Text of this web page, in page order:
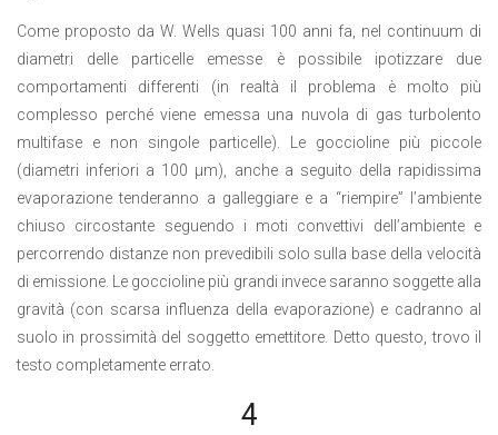
Come proposto da W. Wells quasi 100 anni fa, nel continuum di
diametri delle particelle emesse è possibile ipotizzare due
comportamenti differenti (in realtà il problema è molto più
complesso perché viene emessa una nuvola di gas turbolento
multifase e non singole particelle). Le goccioline più piccole
(diametri inferiori a 100 µm), anche a seguito della rapidissima
evaporazione tenderanno a galleggiare e a “riempire” l’ambiente
chiuso circostante seguendo i moti convettivi dell’ambiente e
percorrendo distanze non prevedibili solo sulla base della velocità
di emissione. Le goccioline più grandi invece saranno soggette alla
gravità (con scarsa influenza della evaporazione) e cadranno al
suolo in prossimità del soggetto emettitore. Detto questo, trovo il
testo completamente errato.
4